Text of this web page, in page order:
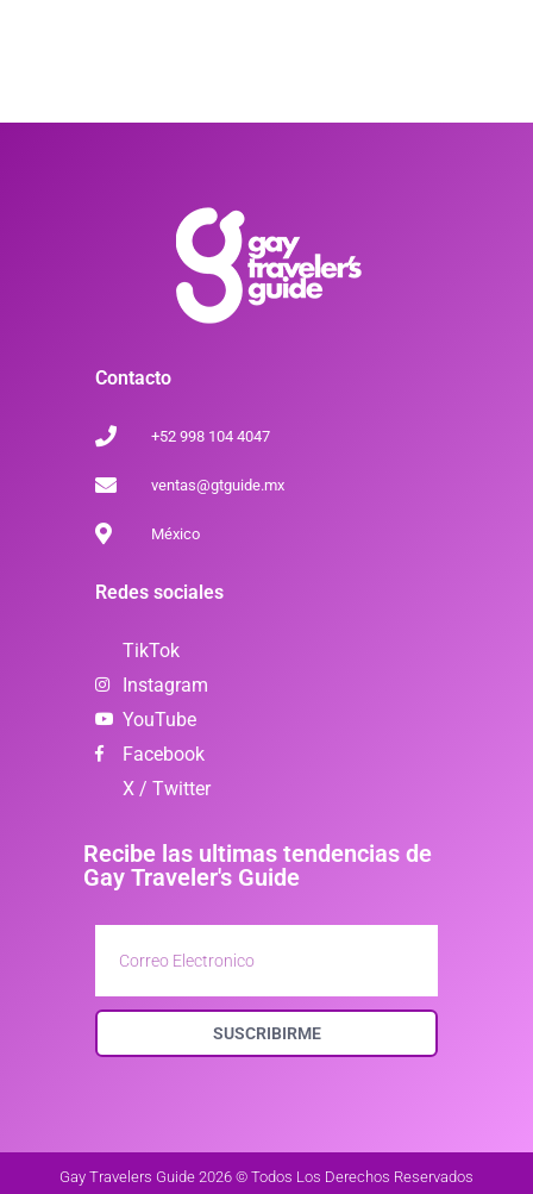
Contacto
+52 998 104 4047
ventas@gtguide.mx
México
Redes sociales
TikTok
Instagram
YouTube
Facebook
X / Twitter
Recibe las ultimas tendencias de
Gay Traveler's Guide
SUSCRIBIRME
Gay Travelers Guide 2026 © Todos Los Derechos Reservados